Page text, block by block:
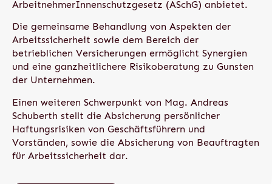
ArbeitnehmerInnenschutzgesetz (ASchG) anbietet.
Die gemeinsame Behandlung von Aspekten der
Arbeitssicherheit sowie dem Bereich der
betrieblichen Versicherungen ermöglicht Synergien
und eine ganzheitlichere Risikoberatung zu Gunsten
der Unternehmen.
Einen weiteren Schwerpunkt von Mag. Andreas
Schuberth stellt die Absicherung persönlicher
Haftungsrisiken von Geschäftsführern und
Vorständen, sowie die Absicherung von Beauftragten
für Arbeitssicherheit dar.